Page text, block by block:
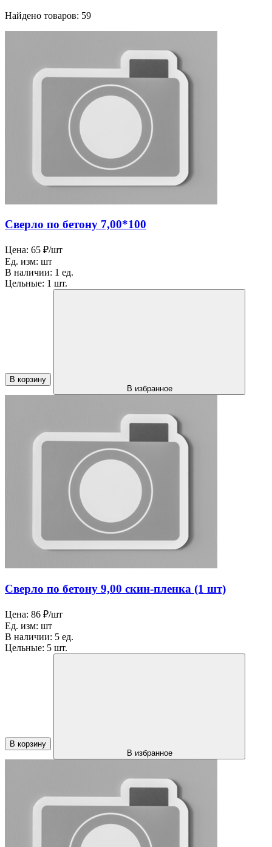
Найдено товаров: 59
Сверло по бетону 7,00*100
Цена: 65 ₽/шт
Ед. изм: шт
В наличии: 1 ед.
Цельные: 1 шт.
В корзину
В избранное
Сверло по бетону 9,00 скин-пленка (1 шт)
Цена: 86 ₽/шт
Ед. изм: шт
В наличии: 5 ед.
Цельные: 5 шт.
В корзину
В избранное